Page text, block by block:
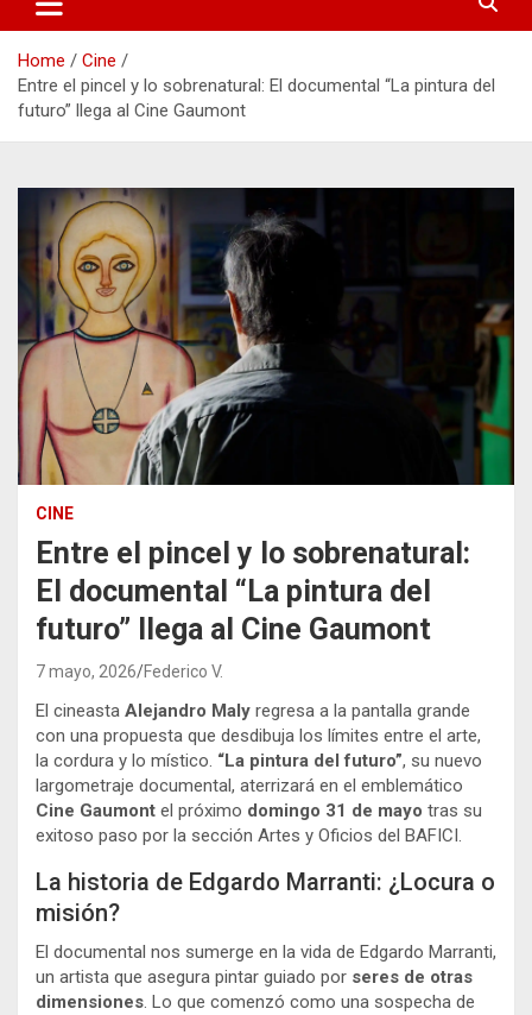
Home
Cine
Entre el pincel y lo sobrenatural: El documental “La pintura del
futuro” llega al Cine Gaumont
CINE
Entre el pincel y lo sobrenatural:
El documental “La pintura del
futuro” llega al Cine Gaumont
7 mayo, 2026 Federico V.
El cineasta Alejandro Maly regresa a la pantalla grande
con una propuesta que desdibuja los límites entre el arte,
la cordura y lo místico. “La pintura del futuro”, su nuevo
largometraje documental, aterrizará en el emblemático
Cine Gaumont el próximo domingo 31 de mayo tras su
exitoso paso por la sección Artes y Oficios del BAFICI.
La historia de Edgardo Marranti: ¿Locura o
misión?
El documental nos sumerge en la vida de Edgardo Marranti,
un artista que asegura pintar guiado por seres de otras
dimensiones. Lo que comenzó como una sospecha de